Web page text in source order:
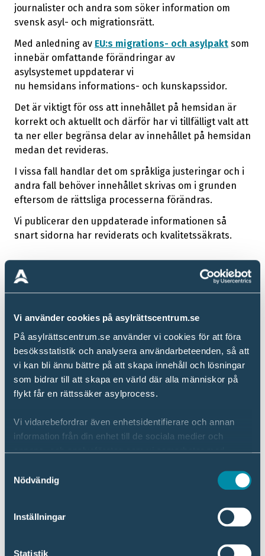
Vi använder cookies på asylrättscentrum.se
På asylrättscentrum.se använder vi cookies för att föra
besöksstatistik och analysera användarbeteenden, så att
vi kan bli ännu bättre på att skapa innehåll och lösningar
som bidrar till att skapa en värld där alla människor på
flykt får en rättssäker asylprocess.
Vi vidarebefordrar även enhetsidentifierare och annan
information från din enhet till de sociala medier och
annons- och analysföretag som vi samarbetar med.
information som du har tillhandahållit eller som de har
Läs mer om hur vi hanterar dina personuppgifter i vår
Nödvändig
Inställningar
Statistik
journalister och andra som söker information om
svensk asyl- och migrationsrätt.
Med anledning av EU:s migrations- och asylpakt som
innebär omfattande förändringar av
asylsystemet uppdaterar vi
nu hemsidans informations- och kunskapssidor.
Det är viktigt för oss att innehållet på hemsidan är
korrekt och aktuellt och därför har vi tillfälligt valt att
ta ner eller begränsa delar av innehållet på hemsidan
medan det revideras.
I vissa fall handlar det om språkliga justeringar och i
andra fall behöver innehållet skrivas om i grunden
eftersom de rättsliga processerna förändras.
Vi publicerar den uppdaterade informationen så
snart sidorna har reviderats och kvalitetssäkrats.
Vi tackar för ditt tålamod under tiden!
Fortsätt läsa
Så fungerar den nya asylprocessen enligt
EU:s migrations- och asylpakt
chevron_right
Analys av EU:s migrations- och asylpakt
chevron_right
Sveriges asylmottagande 2025